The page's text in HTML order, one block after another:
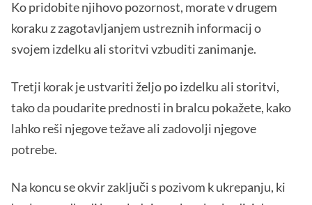
Ko pridobite njihovo pozornost, morate v drugem
koraku z zagotavljanjem ustreznih informacij o
svojem izdelku ali storitvi vzbuditi zanimanje.
Tretji korak je ustvariti željo po izdelku ali storitvi,
tako da poudarite prednosti in bralcu pokažete, kako
lahko reši njegove težave ali zadovolji njegove
potrebe.
Na koncu se okvir zaključi s pozivom k ukrepanju, ki